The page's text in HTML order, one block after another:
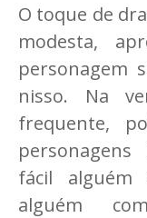
O toque de
modesta,
personagem
nisso. Na
frequente,
fácil alguém
alguém